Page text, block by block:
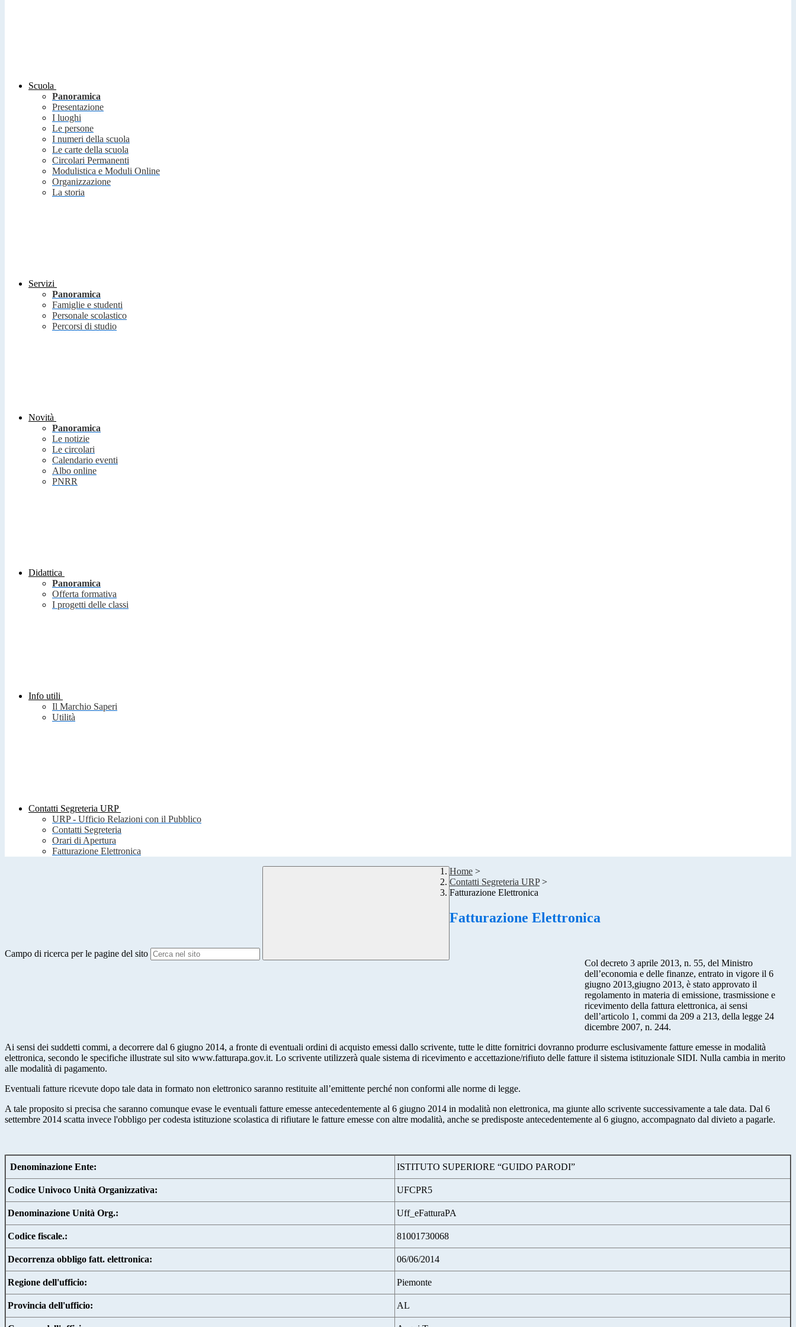
Scuola
Panoramica
Presentazione
I luoghi
Le persone
I numeri della scuola
Le carte della scuola
Circolari Permanenti
Modulistica e Moduli Online
Organizzazione
La storia
Servizi
Panoramica
Famiglie e studenti
Personale scolastico
Percorsi di studio
Novità
Panoramica
Le notizie
Le circolari
Calendario eventi
Albo online
PNRR
Didattica
Panoramica
Offerta formativa
I progetti delle classi
Info utili
Il Marchio Saperi
Utilità
Contatti Segreteria URP
URP - Ufficio Relazioni con il Pubblico
Contatti Segreteria
Orari di Apertura
Fatturazione Elettronica
Campo di ricerca per le pagine del sito
Home >
Contatti Segreteria URP >
Fatturazione Elettronica
Fatturazione Elettronica
Col decreto 3 aprile 2013, n. 55, del Ministro
dell’economia e delle finanze, entrato in vigore il 6
giugno 2013,giugno 2013, è stato approvato il
regolamento in materia di emissione, trasmissione e
ricevimento della fattura elettronica, ai sensi
dell’articolo 1, commi da 209 a 213, della legge 24
dicembre 2007, n. 244.
Ai sensi dei suddetti commi, a decorrere dal 6 giugno 2014, a fronte di eventuali ordini di acquisto emessi dallo scrivente, tutte le ditte fornitrici dovranno produrre esclusivamente fatture emesse in modalità
elettronica, secondo le specifiche illustrate sul sito www.fatturapa.gov.it. Lo scrivente utilizzerà quale sistema di ricevimento e accettazione/rifiuto delle fatture il sistema istituzionale SIDI. Nulla cambia in merito
alle modalità di pagamento.
Eventuali fatture ricevute dopo tale data in formato non elettronico saranno restituite all’emittente perché non conformi alle norme di legge.
A tale proposito si precisa che saranno comunque evase le eventuali fatture emesse antecedentemente al 6 giugno 2014 in modalità non elettronica, ma giunte allo scrivente successivamente a tale data. Dal 6
settembre 2014 scatta invece l'obbligo per codesta istituzione scolastica di rifiutare le fatture emesse con altre modalità, anche se predisposte antecedentemente al 6 giugno, accompagnato dal divieto a pagarle.
Denominazione Ente: ISTITUTO SUPERIORE “GUIDO PARODI”
Codice Univoco Unità Organizzativa: UFCPR5
Denominazione Unità Org.: Uff_eFatturaPA
Codice fiscale.: 81001730068
Decorrenza obbligo fatt. elettronica: 06/06/2014
Regione dell'ufficio: Piemonte
Provincia dell'ufficio: AL